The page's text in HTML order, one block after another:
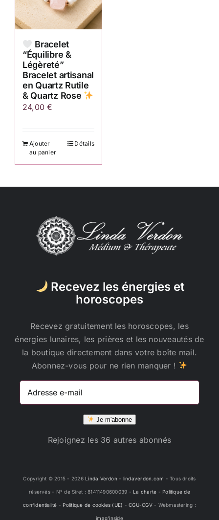
Bracelet
“Équilibre &
Légèreté”
Bracelet artisanal
en Quartz Rutile
& Quartz Rose
24,00€
Ajouter
au panier
Détails
Recevez les énergies et
horoscopes
Recevez gratuitement les horoscopes, les
énergies lunaires, les prières et les nouveautés de
la boutique directement dans votre boîte mail.
Abonnez-vous pour ne rien manquer !
Adresse
Je m'abonne
Rejoignez les 36 autres abonnés
Copyright © 2015 - 2026 Linda Verdon- lindaverdon.com - Tous droits
réservés - N° de Siret : 81411490600039 - La charte - Politique de
confidentialité - Politique de cookies (UE) -CGU-CGV- Webmastering :
imag'inside